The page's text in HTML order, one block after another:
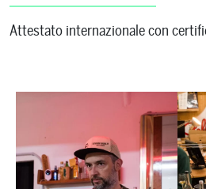
Attestato internazionale con